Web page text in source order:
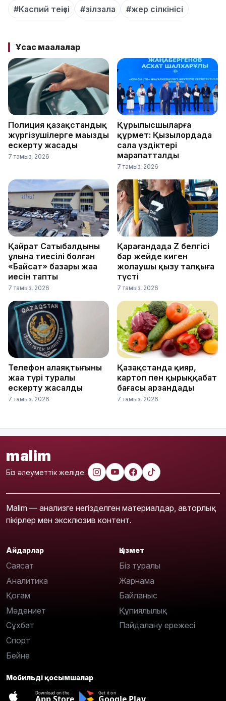
#Каспий теңізі #зілзала #жер сілкінісі
Ұқсас мақалалар
Полиция қазақстандық
жүргізушілерге маңызды
ескерту жасады
7 тамыз, 2026
Құрылысшыларға
құрмет: Қызылордада
сала үздіктері
марапатталды
7 тамыз, 2026
Қайрат Сатыбалдының
ұлына тиесілі болған
«Байсат» базары жаңа
иесін тапты
7 тамыз, 2026
Қарағандада Z белгісі
бар жейде киген
жолаушы қызу талқыға
түсті
7 тамыз, 2026
Телефон алаяқтығының
жаңа түрі туралы
ескерту жасалды
7 тамыз, 2026
Қазақстанда қияр,
картоп пен қырыққабат
бағасы арзандады
7 тамыз, 2026
malim
Біз әлеуметтік желіде:
Malim — анализге негізделген материалдар, авторлық
пікірлер мен эксклюзив контент.
Айдарлар
Саясат
Аналитика
Қоғам
Мәдениет
Сұхбат
Спорт
Бейне
Қызмет
Біз туралы
Жарнама
Байланыс
Құпиялылық
Пайдалану ережесі
Мобильді қосымшалар
Download on the Get it on